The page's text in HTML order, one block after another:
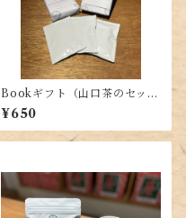
Bookギフト（山口茶のセッ
ト）
¥650